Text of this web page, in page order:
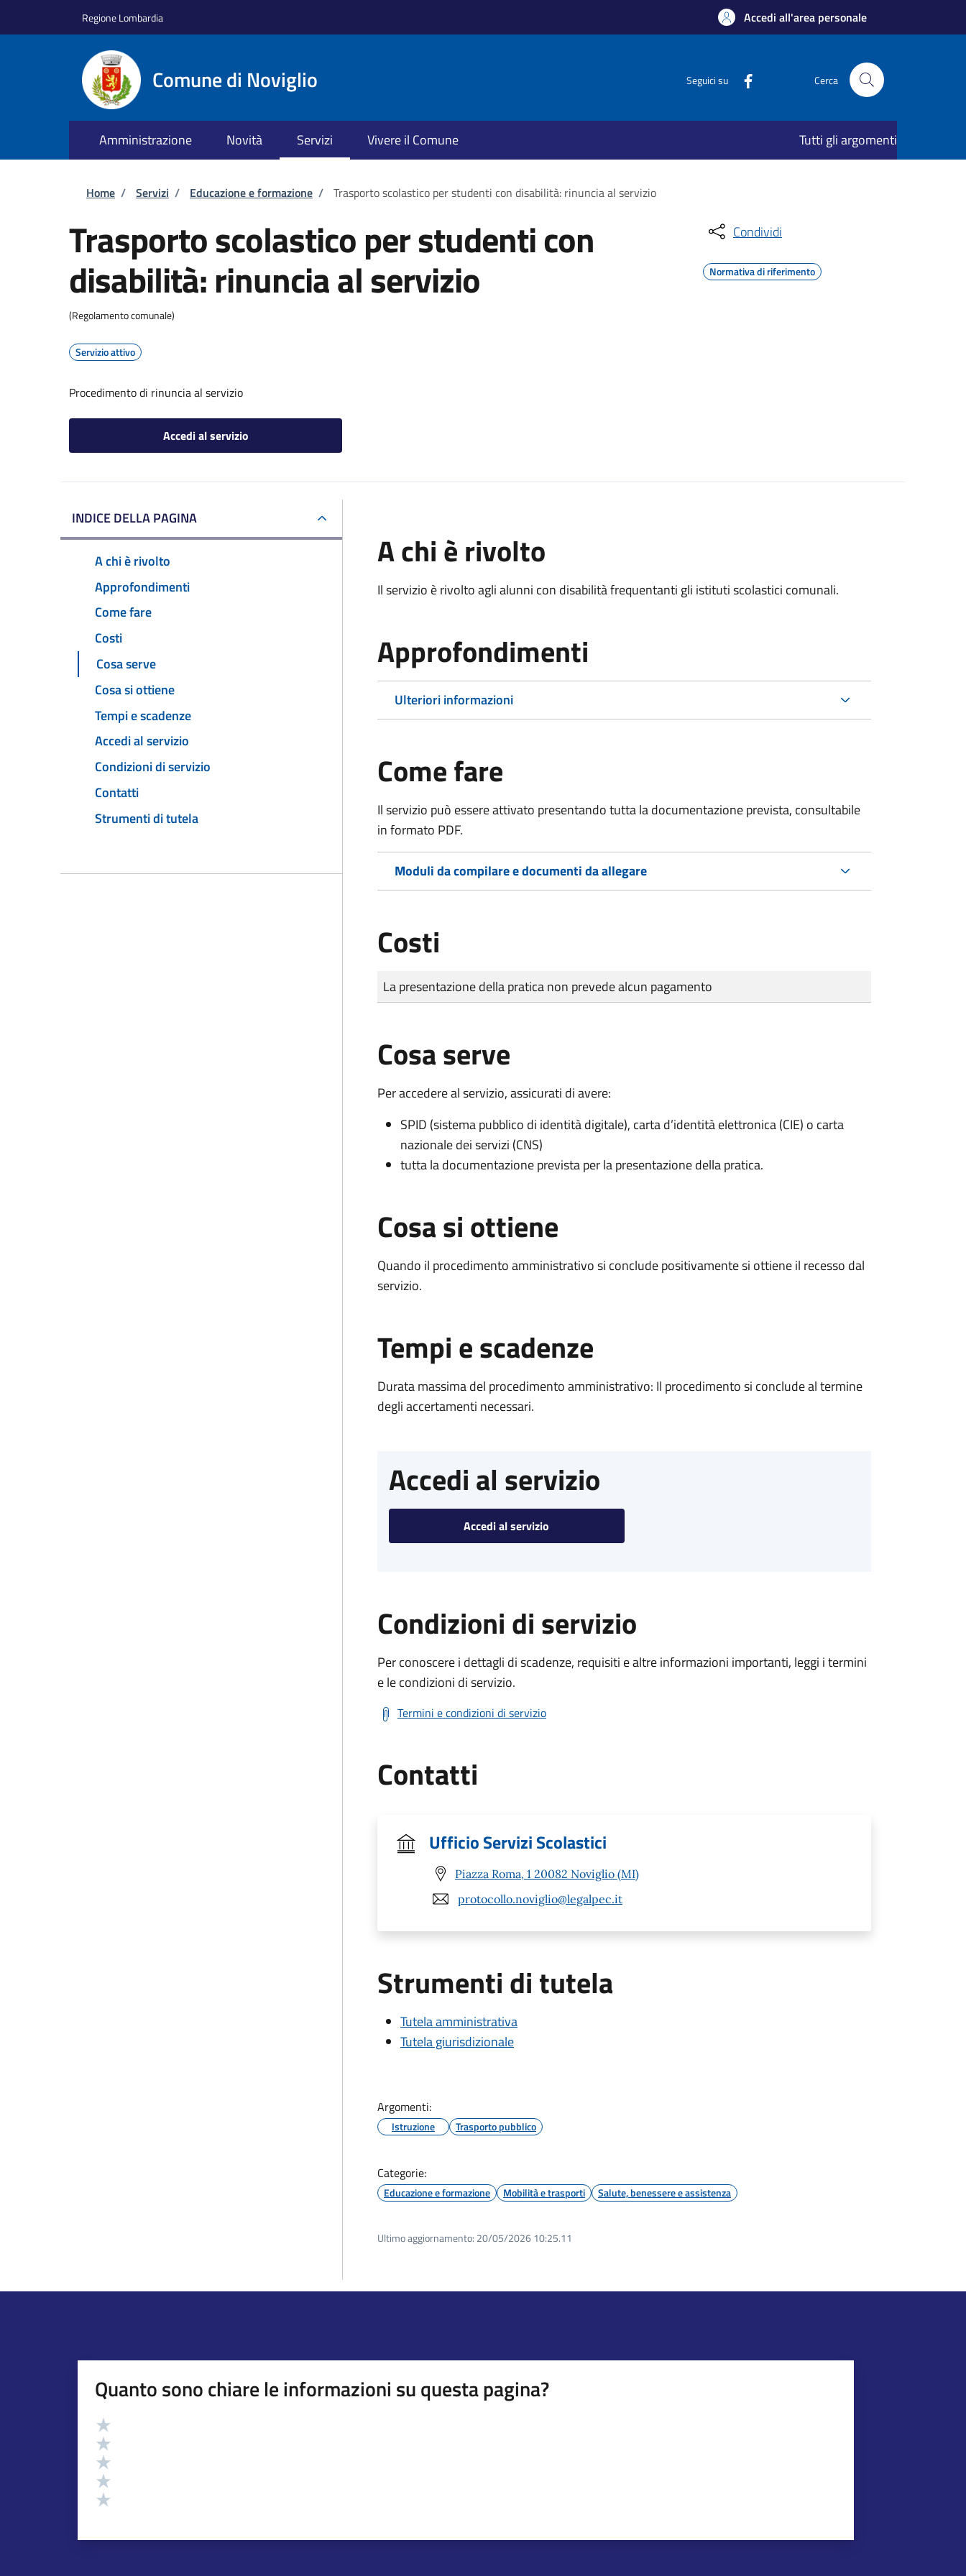
Regione Lombardia Accedi all'area personale
Comune di Noviglio Seguici su Cerca
Amministrazione Novità Servizi Vivere il Comune Tutti gli argomenti
Briciole di pane
Home / Servizi / Educazione e formazione / Trasporto scolastico per studenti con disabilità: rinuncia al servizio
Trasporto scolastico per studenti con
disabilità: rinuncia al servizio
(Regolamento comunale)
Servizio attivo
Procedimento di rinuncia al servizio
Accedi al servizio
Condividi
Normativa di riferimento
INDICE DELLA PAGINA
A chi è rivolto
Approfondimenti
Come fare
Costi
Cosa serve
Cosa si ottiene
Tempi e scadenze
Accedi al servizio
Condizioni di servizio
Contatti
Strumenti di tutela
A chi è rivolto
Il servizio è rivolto agli alunni con disabilità frequentanti gli istituti scolastici comunali.
Approfondimenti
Ulteriori informazioni
Come fare
Il servizio può essere attivato presentando tutta la documentazione prevista, consultabile
in formato PDF.
Moduli da compilare e documenti da allegare
Costi
Tipo di pagamento
Importo
La presentazione della pratica non prevede alcun pagamento
Cosa serve
Per accedere al servizio, assicurati di avere:
SPID (sistema pubblico di identità digitale), carta d’identità elettronica (CIE) o carta
nazionale dei servizi (CNS)
tutta la documentazione prevista per la presentazione della pratica.
Cosa si ottiene
Quando il procedimento amministrativo si conclude positivamente si ottiene il recesso dal
servizio.
Tempi e scadenze
Durata massima del procedimento amministrativo: Il procedimento si conclude al termine
degli accertamenti necessari.
Accedi al servizio
Accedi al servizio
Condizioni di servizio
Per conoscere i dettagli di scadenze, requisiti e altre informazioni importanti, leggi i termini
e le condizioni di servizio.
Termini e condizioni di servizio
Contatti
Ufficio Servizi Scolastici
Piazza Roma, 1 20082 Noviglio (MI)
protocollo.noviglio@legalpec.it
Strumenti di tutela
Tutela amministrativa
Tutela giurisdizionale
Argomenti:
Istruzione Trasporto pubblico
Categorie:
Educazione e formazione Mobilità e trasporti Salute, benessere e assistenza
Ultimo aggiornamento: 20/05/2026 10:25.11
Quanto sono chiare le informazioni su questa pagina?
Valutazione